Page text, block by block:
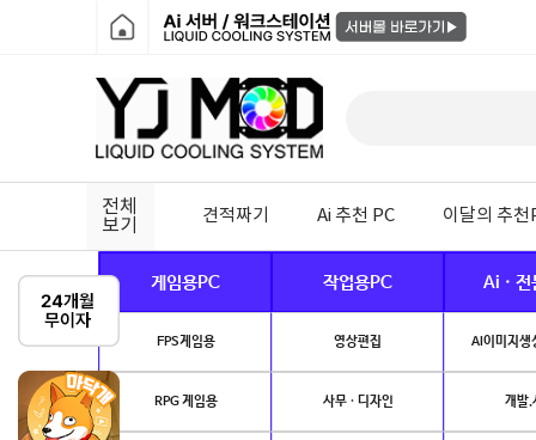
전체
보기
견적짜기 Ai 추천 PC 이달의 추천
게임용PC 작업용PC Ai · 전
FPS게임용 영상편집 AI이미지생
RPG 게임용 사무 · 디자인 개발.